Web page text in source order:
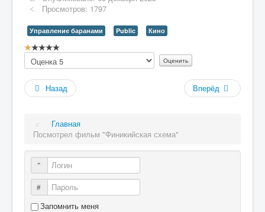
Просмотров: 1797
Управление баранами Public Кино
Рейтинг:
/
Пожалуйста,
оцените
Назад
Вперёд
Главная
Посмотрел фильм "Финикийская схема"
Логин
Пароль
Запомнить меня